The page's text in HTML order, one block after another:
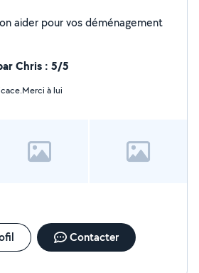
aider pour vos déménagement
Chris : 5/5
à lui
Contacter